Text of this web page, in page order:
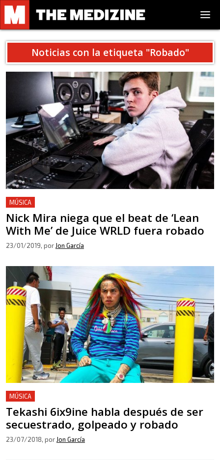
Noticias con la etiqueta "Robado"
MÚSICA
Nick Mira niega que el beat de ‘Lean
With Me’ de Juice WRLD fuera robado
23/01/2019, por Jon García
MÚSICA
Tekashi 6ix9ine habla después de ser
secuestrado, golpeado y robado
23/07/2018, por Jon García